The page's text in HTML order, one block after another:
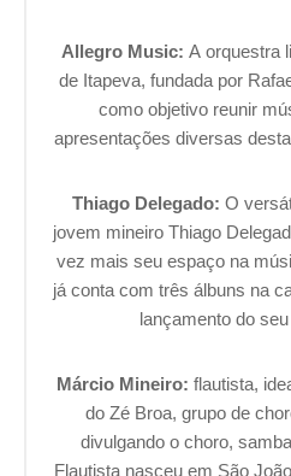
Allegro Music: A orquestra
de Itapeva, fundada por
como objetivo reunir
apresentações diversas
Thiago Delegado: O
jovem mineiro Thiago
vez mais seu espaço na
já conta com três álbuns na
lançamento do
Márcio Mineiro: flautista,
do Zé Broa, grupo de
divulgando o choro,
Flautista nasceu em São